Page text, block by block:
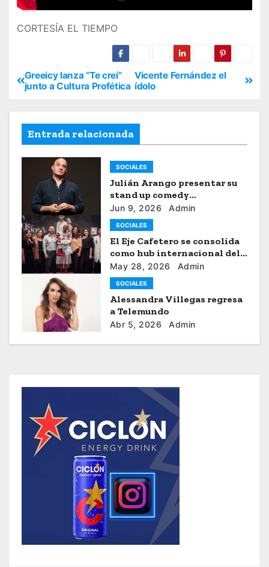
CORTESÍA EL TIEMPO
Vicente Fernández el
ídolo
Greeicy lanza “Te creí”
junto a Cultura Profética
Entrada relacionada
SOCIALES
Julián Arango presentar su
stand up comedy
“Julianchou”
Jun 9, 2026 Admin
SOCIALES
El Eje Cafetero se consolida
como hub internacional del
sistema moda
May 28, 2026 Admin
SOCIALES
Alessandra Villegas regresa
a Telemundo
Abr 5, 2026 Admin